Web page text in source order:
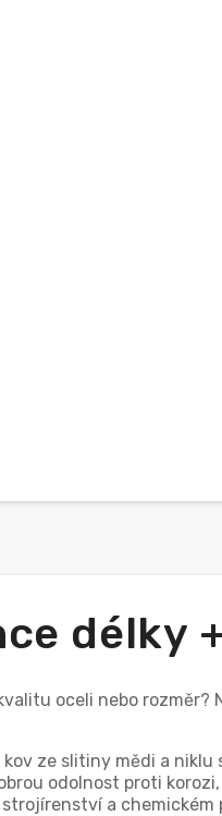
délky
oceli nebo rozměr?
ze slitiny mědi a niklu
odolnost proti
a chemickém